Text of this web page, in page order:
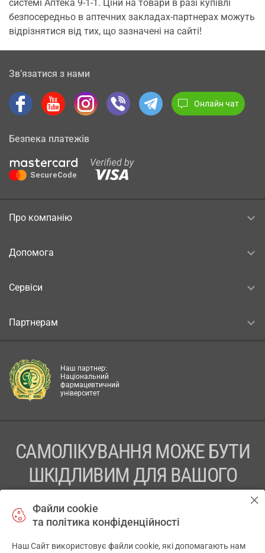
системі Аптека 9-1-1. Ціни на товари в разі купівлі
безпосередньо в аптечних закладах-партнерах можуть
відрізнятися від тих, що зазначені на сайті!
Зв’язатися з нами
Онлайн чат
Безпека платежів
Про компанію
Допомога
Сервіси
Партнерам
Наш партнер:
Національний
фармацевтичний
університет
САМОЛІКУВАННЯ МОЖЕ БУТИ
ШКІДЛИВИМ ДЛЯ ВАШОГО
ПЕРЕД ЗАСТОСУВАННЯМ ПРЕПАРАТУ ПРОКОНСУЛЬТУЙТЕСЬ
Файли cookie
та політика конфіденційності
Наш Сайт використовує файли cookie, які допомагають нам